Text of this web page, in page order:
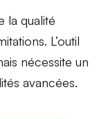
la qualité
L’outil
nécessite un
avancées.